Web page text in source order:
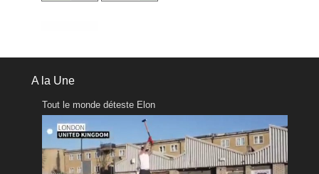
A la Une
Tout le monde déteste Elon